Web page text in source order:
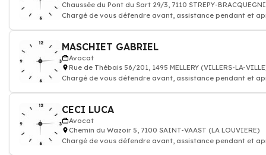
Chaussée du Pont du Sart 29/3, 7110 STREPY-
Chargé de vous défendre avant, assistance pendant et
MASCHIET GABRIEL
Avocat
Rue de Thébais 56/201, 1495 MELLERY (VILLERS-LA-
Chargé de vous défendre avant, assistance pendant et
CECI LUCA
Avocat
Chemin du Wazoir 5, 7100 SAINT-VAAST (LA LOUVIERE)
Chargé de vous défendre avant, assistance pendant et